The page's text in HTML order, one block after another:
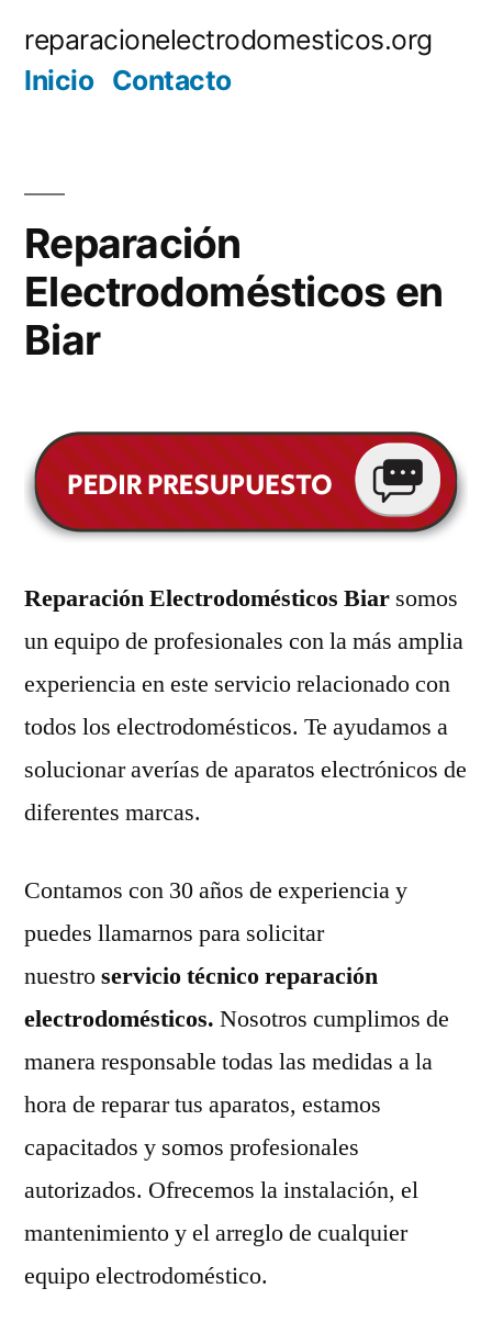
reparacionelectrodomesticos.org
Inicio Contacto
Reparación
Electrodomésticos en
Biar
Reparación Electrodomésticos Biar somos
un equipo de profesionales con la más amplia
experiencia en este servicio relacionado con
todos los electrodomésticos. Te ayudamos a
solucionar averías de aparatos electrónicos de
diferentes marcas.
Contamos con 30 años de experiencia y
puedes llamarnos para solicitar
nuestroservicio técnico reparación
electrodomésticos. Nosotros cumplimos de
manera responsable todas las medidas a la
hora de reparar tus aparatos, estamos
capacitados y somos profesionales
autorizados. Ofrecemos la instalación, el
mantenimiento y el arreglo de cualquier
equipo electrodoméstico.